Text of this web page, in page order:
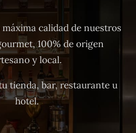
calidad de nuestros
100% de origen
y local.
tienda, bar, restaurante u
hotel.